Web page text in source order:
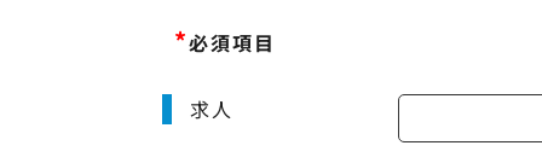
*必須項目
求人